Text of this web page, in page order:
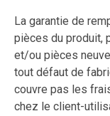
La garantie de
pièces du produit,
et/ou pièces
tout défaut de
couvre pas les
chez le client-